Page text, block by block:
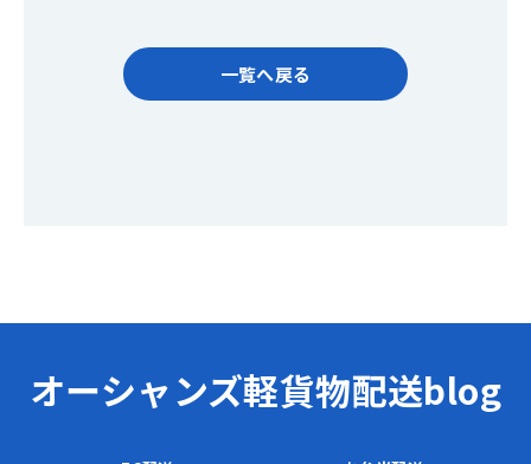
一覧へ戻る
オーシャンズ軽貨物配送blog